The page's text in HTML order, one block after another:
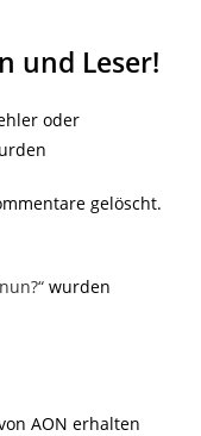
und Leser!
oder
gelöscht.
wurden
AON erhalten